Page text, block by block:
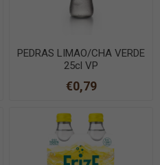
PEDRAS LIMAO/CHA VERDE
25cl VP
€0,79